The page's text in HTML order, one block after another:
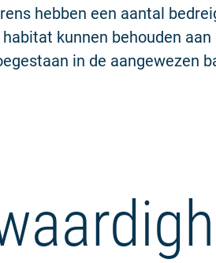
hebben een aantal
kunnen behouden
in de aangewezen